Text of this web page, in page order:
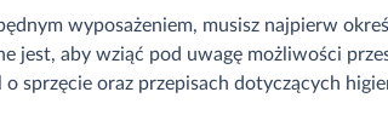
wyposażeniem, musisz najpierw
jest, aby wziąć pod uwagę możliwości
sprzęcie oraz przepisach dotyczących